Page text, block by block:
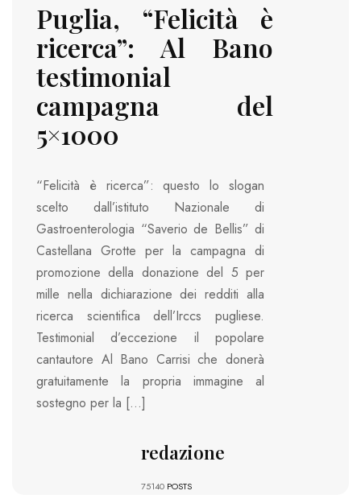
Puglia, “Felicità è
ricerca”: Al Bano
testimonial
campagna del
5×1000
“Felicità è ricerca”: questo lo slogan
scelto dall’istituto Nazionale di
Gastroenterologia “Saverio de Bellis” di
Castellana Grotte per la campagna di
promozione della donazione del 5 per
mille nella dichiarazione dei redditi alla
ricerca scientifica dell’Irccs pugliese.
Testimonial d’eccezione il popolare
cantautore Al Bano Carrisi che donerà
gratuitamente la propria immagine al
sostegno per la […]
redazione
75140 POSTS